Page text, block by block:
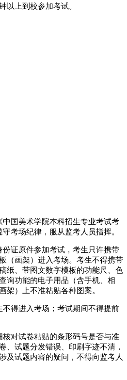
以上到校参加考试。
中国美术学院本科招生专业考试考
考场纪律，服从监考人员指挥。
份证原件参加考试，考生只许携带
（画架）进入考场。考生不得携带
纸、带图文数字模板的功能尺、色
询功能的电子用品（含手机、相
架）上不准粘贴各种图案。
不得进入考场；考试期间不得提前
对试卷粘贴的条形码号是否与准
、试题分发错误、印刷字迹不清，
及试题内容的疑问，不得向监考人